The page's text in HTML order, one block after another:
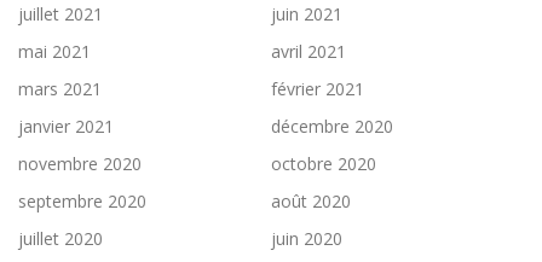
juillet 2021
juin 2021
mai 2021
avril 2021
mars 2021
février 2021
janvier 2021
décembre 2020
novembre 2020
octobre 2020
septembre 2020
août 2020
juillet 2020
juin 2020